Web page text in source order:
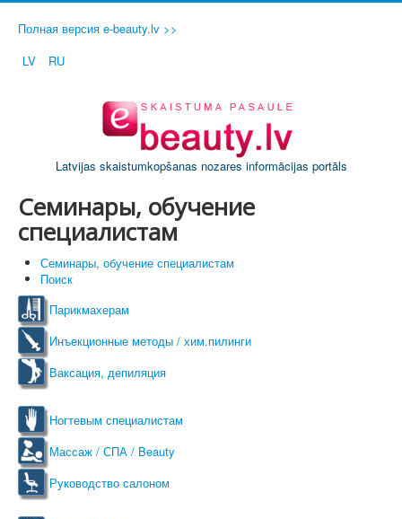
Полная версия e-beauty.lv >>
LV
RU
Latvijas skaistumkopšanas nozares informācijas portāls
Семинары, обучение
специалистам
Семинары, обучение специалистам
Поиск
Парикмахерам
Инъекционные методы / хим.пилинги
Ваксация, депиляция
Ногтевым специалистам
Массаж / СПА / Beauty
Руководство салоном